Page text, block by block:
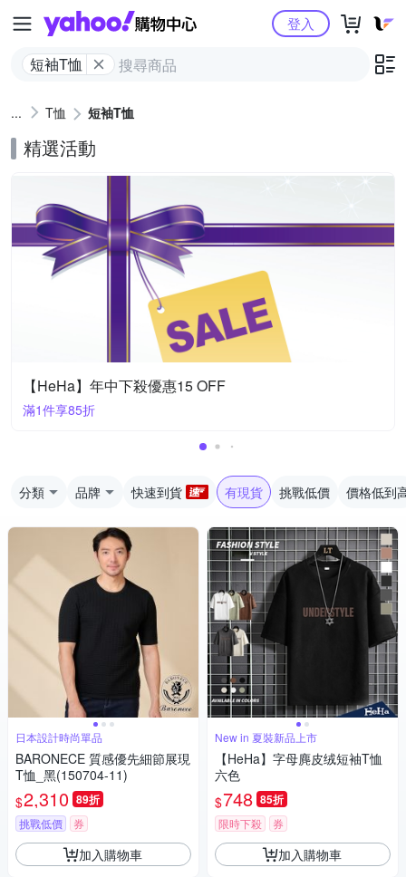
Yahoo購物中心
短袖T恤
登入
T恤 短袖T恤
精選活動
【HeHa】年中下殺優惠15 OFF
滿1件享85折
分類 品牌 快速到貨 有現貨 挑戰低價 價格低到
日本設計時尚單品
BARONECE 質感優先細節展現
T恤_黑(150704-11)
$2,310 89折
挑戰低價 券
加入購物車
New in 夏裝新品上市
【HeHa】字母麂皮绒短袖T恤
六色
$748 85折
限時下殺 券
加入購物車